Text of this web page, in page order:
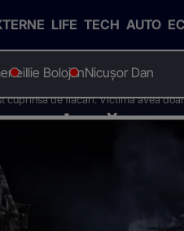
LIFE TECH AUTO
Ilie BolojanNicușor Dan
cuprinsă de flăcări. Victima avea
după ce
avea